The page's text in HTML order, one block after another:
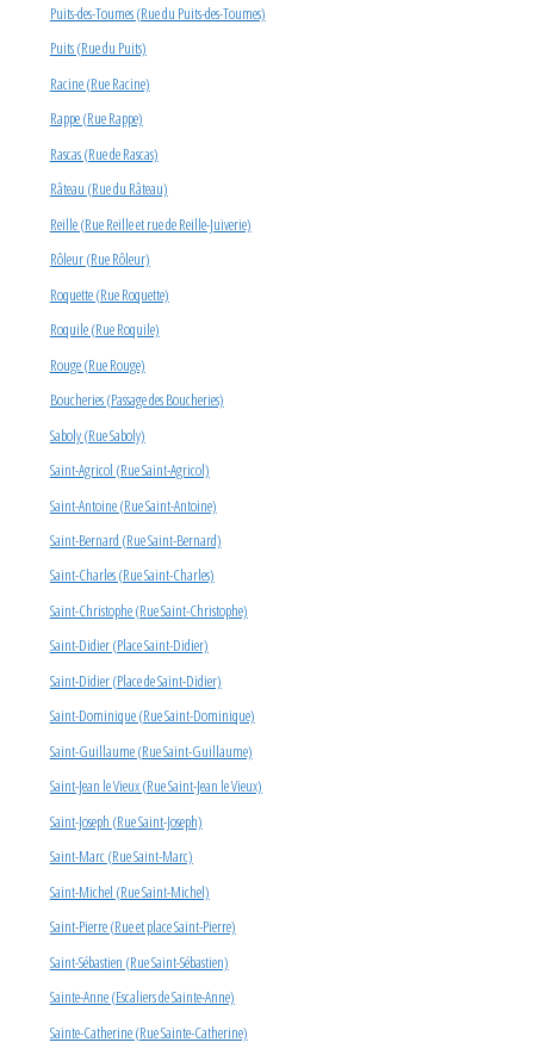
Puits-des-Toumes (Rue du Puits-des-Toumes)
Puits (Rue du Puits)
Racine (Rue Racine)
Rappe (Rue Rappe)
Rascas (Rue de Rascas)
Râteau (Rue du Râteau)
Reille (Rue Reille et rue de Reille-Juiverie)
Rôleur (Rue Rôleur)
Roquette (Rue Roquette)
Roquile (Rue Roquile)
Rouge (Rue Rouge)
Boucheries (Passage des Boucheries)
Saboly (Rue Saboly)
Saint-Agricol (Rue Saint-Agricol)
Saint-Antoine (Rue Saint-Antoine)
Saint-Bernard (Rue Saint-Bernard)
Saint-Charles (Rue Saint-Charles)
Saint-Christophe (Rue Saint-Christophe)
Saint-Didier (Place Saint-Didier)
Saint-Didier (Place de Saint-Didier)
Saint-Dominique (Rue Saint-Dominique)
Saint-Guillaume (Rue Saint-Guillaume)
Saint-Jean le Vieux (Rue Saint-Jean le Vieux)
Saint-Joseph (Rue Saint-Joseph)
Saint-Marc (Rue Saint-Marc)
Saint-Michel (Rue Saint-Michel)
Saint-Pierre (Rue et place Saint-Pierre)
Saint-Sébastien (Rue Saint-Sébastien)
Sainte-Anne (Escaliers de Sainte-Anne)
Sainte-Catherine (Rue Sainte-Catherine)